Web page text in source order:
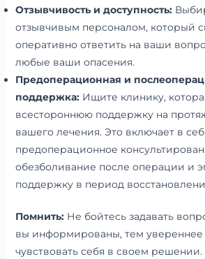
Отзывчивость и доступность:
отзывчивым персоналом, который
оперативно ответить на ваши
любые ваши опасения.
Предоперационная и
поддержка:Ищите клинику,
всестороннюю поддержку на
вашего лечения. Это включает в
предоперационное
обезболивание после операции и
поддержку в период
Помнить:Не бойтесь задавать
вы информированы, тем увереннее
чувствовать себя в своем решении.